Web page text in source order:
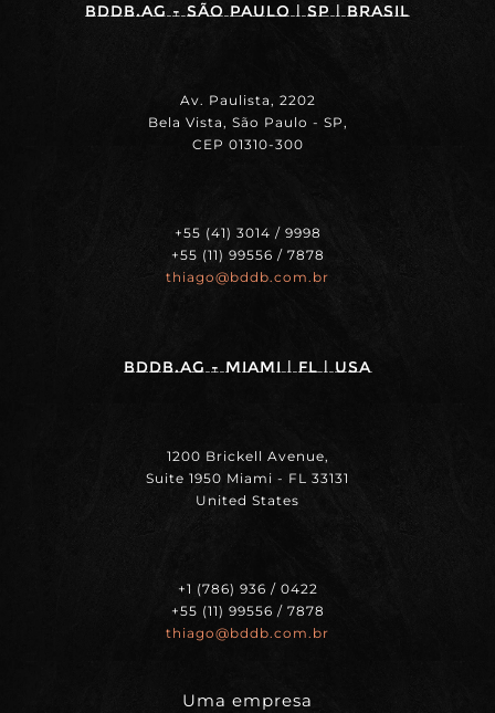
BDDB.ag - SÃO PAULO | SP | BRASIL
Av. Paulista, 2202
Bela Vista, São Paulo - SP,
CEP 01310-300
+55 (41) 3014 / 9998
+55 (11) 99556 / 7878
thiago@bddb.com.br
BDDB.ag - MIAMI | FL | USA
1200 Brickell Avenue,
Suite 1950 Miami - FL 33131
United States
+1 (786) 936 / 0422
+55 (11) 99556 / 7878
thiago@bddb.com.br
Uma empresa